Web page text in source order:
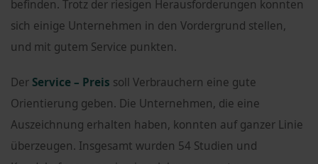
befinden. Trotz der riesigen Herausforderungen konnten
sich einige Unternehmen in den Vordergrund stellen,
und mit gutem Service punkten.
Der Service – Preis soll Verbrauchern eine gute
Orientierung geben. Die Unternehmen, die eine
Auszeichnung erhalten haben, konnten auf ganzer Linie
überzeugen. Insgesamt wurden 54 Studien und